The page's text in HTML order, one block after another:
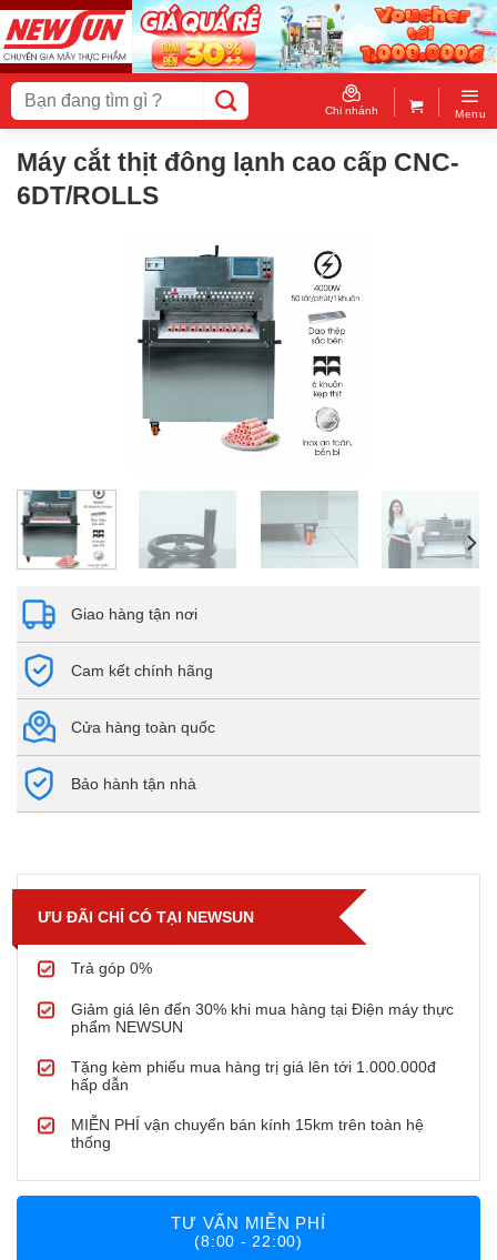
Skip
to
content
Tìm
kiếm:
Chi nhánh Menu
Máy cắt thịt đông lạnh cao cấp CNC-
6DT/ROLLS
Giao hàng tận nơi
Cam kết chính hãng
Cửa hàng toàn quốc
Bảo hành tận nhà
ƯU ĐÃI CHỈ CÓ TẠI NEWSUN
Trả góp 0%
Giảm giá lên đến 30% khi mua hàng tại Điện máy thực
phẩm NEWSUN
Tặng kèm phiếu mua hàng trị giá lên tới 1.000.000đ
hấp dẫn
MIỄN PHÍ vận chuyển bán kính 15km trên toàn hệ
thống
TƯ VẤN MIỄN PHÍ
(8:00 - 22:00)